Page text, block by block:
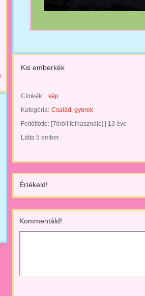
Kis emberkék
Címkék:
kép
Kategória: Család, gyerek
Feltöltötte: [Törölt felhasználó]
13 éve
Látta 5 ember.
Értékeld!
Kommentáld!